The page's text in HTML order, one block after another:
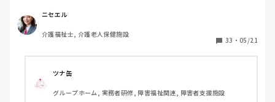
だろうね。
私が、指導者に回れとか、ていうか入って1カ月経とうとし
不安ですね、それにトランスとパッド交換を勉強して欲しい
と、主任に言われたばかりです。
つまり虐待と同じ枠組みです。
そんなに悪い言葉ですか？むしろ必要な言葉だと思うのです
がいかがでしょう？
ニセエル
介護福祉士, 介護老人保健施設
33 ・ 05/21
ツナ缶
グループホーム, 実務者研修, 障害福祉関連, 障害者支援施設